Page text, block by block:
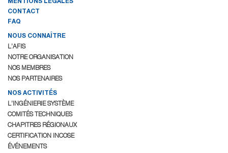
CONTACT
FAQ
NOUS CONNAÎTRE
L’AFIS
NOTRE ORGANISATION
NOS MEMBRES
NOS PARTENAIRES
NOS ACTIVITÉS
L’INGÉNIERIE SYSTÈME
COMITÉS TECHNIQUES
CHAPITRES RÉGIONAUX
CERTIFICATION INCOSE
ÉVÉNEMENTS